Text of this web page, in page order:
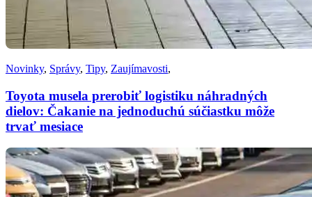
Novinky, Správy, Tipy, Zaujímavosti,
Toyota musela prerobiť logistiku náhradných
dielov: Čakanie na jednoduchú súčiastku môže
trvať mesiace